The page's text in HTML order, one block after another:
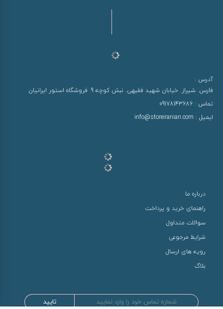
آدرس :
فارس. شیراز. خیابان شهید فقیهی. نبش کوچه 9. فروشگاه استور ایرانیان
تماس : 09178143686
ایمیل : info@storeiranian.com
درباره ما
راهنمای خرید و پرداخت
سوالات متداول
شرایط مرجوعی
رویه های ارسال
بلاگ
تایید